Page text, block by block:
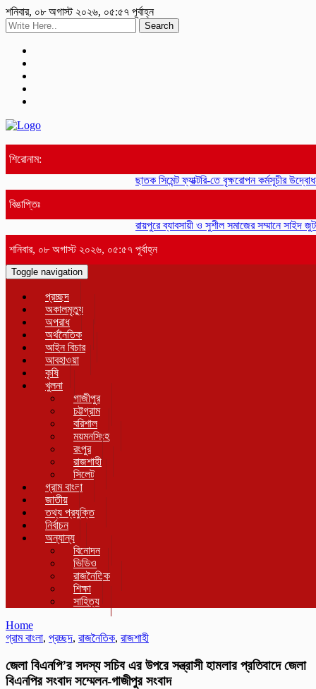
শনিবার, ০৮ অগাস্ট ২০২৬, ০৫:৫৭ পূর্বাহ্ন
Search
শিরোনাম:
ছাতক সিমেন্ট ফ্যাক্টরি-তে বৃক্ষরোপন কর্মসূচীর
বিঙাপ্তিঃ
রায়পুরে ব্যাবসায়ী ও সুশীল সমাজের সম্মানে সাইদ
শনিবার, ০৮ অগাস্ট ২০২৬, ০৫:৫৭ পূর্বাহ্ন
Toggle navigation
প্রচ্ছদ
অকালমৃত্যু
অপরাধ
অর্থনৈতিক
আইন বিচার
আবহাওয়া
কৃষি
খুলনা
গাজীপুর
চট্টগ্রাম
বরিশাল
ময়মনসিংহ
রংপুর
রাজশাহী
সিলেট
গ্রাম বাংলা
জাতীয়
তথ্য প্রযুক্তি
নির্বাচন
অন্যান্য
বিনোদন
ভিডিও
রাজনৈতিক
শিক্ষা
সাহিত্য
Home
গ্রাম বাংলা, প্রচ্ছদ, রাজনৈতিক, রাজশাহী
জেলা বিএনপি’র সদস্য সচিব এর উপরে সন্ত্রাসী হামলার প্রতিবাদে জেলা
বিএনপির সংবাদ সম্মেলন-গাজীপুর সংবাদ